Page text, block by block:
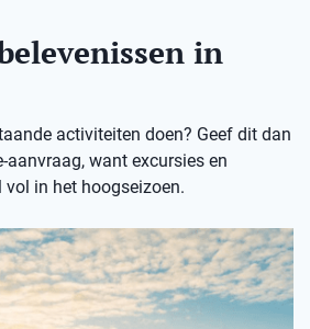
in
activiteiten doen? Geef dit dan
want excursies en
in het hoogseizoen.